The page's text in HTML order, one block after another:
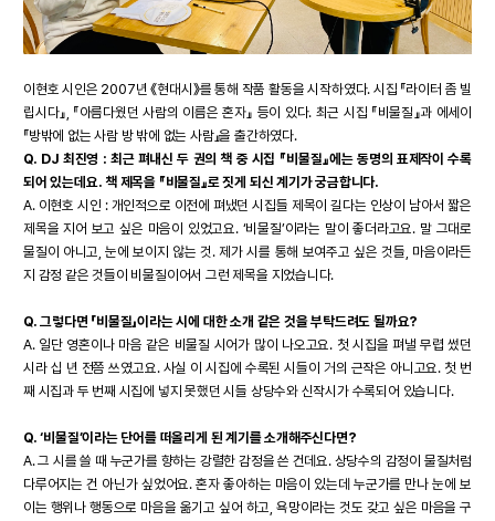
이현호 시인은 2007년 《현대시》를 통해 작품 활동을 시작하였다. 시집 『라이터 좀 빌
립시다』, 『아름다웠던 사람의 이름은 혼자』 등이 있다. 최근 시집 『비물질』과 에세이
『방밖에 없는 사람 방 밖에 없는 사람』을 출간하였다.
Q. DJ 최진영 : 최근 펴내신 두 권의 책 중 시집 『비물질』에는 동명의 표제작이 수록
되어 있는데요. 책 제목을 『비물질』로 짓게 되신 계기가 궁금합니다.
A. 이현호 시인 : 개인적으로 이전에 펴냈던 시집들 제목이 길다는 인상이 남아서 짧은
제목을 지어 보고 싶은 마음이 있었고요. ‘비물질’이라는 말이 좋더라고요. 말 그대로
물질이 아니고, 눈에 보이지 않는 것. 제가 시를 통해 보여주고 싶은 것들, 마음이라든
지 감정 같은 것들이 비물질이어서 그런 제목을 지었습니다.
Q. 그렇다면 「비물질」이라는 시에 대한 소개 같은 것을 부탁드려도 될까요?
A. 일단 영혼이나 마음 같은 비물질 시어가 많이 나오고요. 첫 시집을 펴낼 무렵 썼던
시라 십 년 전쯤 쓰였고요. 사실 이 시집에 수록된 시들이 거의 근작은 아니고요. 첫 번
째 시집과 두 번째 시집에 넣지 못했던 시들 상당수와 신작시가 수록되어 있습니다.
Q. ‘비물질’이라는 단어를 떠올리게 된 계기를 소개해주신다면?
A. 그 시를 쓸 때 누군가를 향하는 강렬한 감정을 쓴 건데요. 상당수의 감정이 물질처럼
다루어지는 건 아닌가 싶었어요. 혼자 좋아하는 마음이 있는데 누군가를 만나 눈에 보
이는 행위나 행동으로 마음을 옮기고 싶어 하고, 욕망이라는 것도 갖고 싶은 마음을 구